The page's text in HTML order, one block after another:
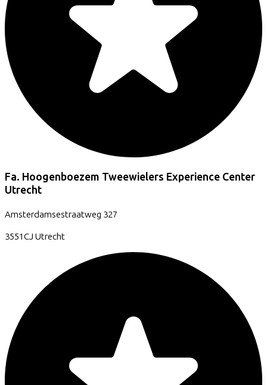
Fa. Hoogenboezem Tweewielers Experience Center
Utrecht
Amsterdamsestraatweg 327
3551CJ Utrecht